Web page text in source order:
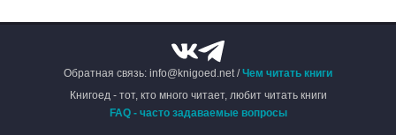
Обратная связь: info@knigoed.net /Чем читать книги
Книгоед - тот, кто много читает, любит читать книги
FAQ - часто задаваемые вопросы